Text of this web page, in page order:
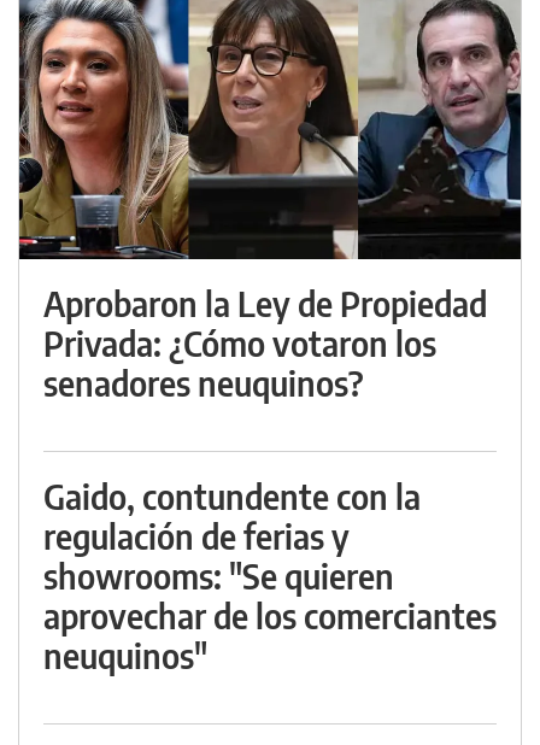
Aprobaron la Ley de Propiedad
Privada: ¿Cómo votaron los
senadores neuquinos?
Gaido, contundente con la
regulación de ferias y
showrooms: "Se quieren
aprovechar de los comerciantes
neuquinos"